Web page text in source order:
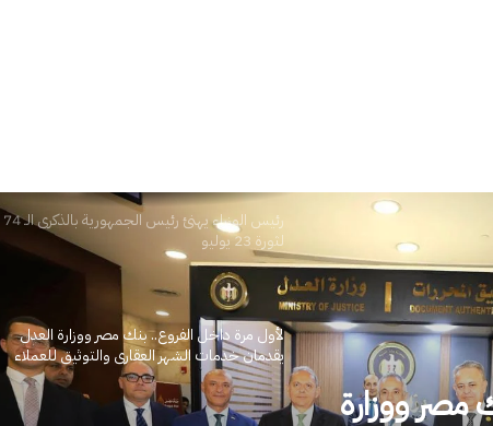
مصر ووزارة
رئيس الوزراء يهنئ رئيس الجمهورية بالذكرى الـ 74
لثورة 23 يوليو
لأول مرة داخل الفروع.. بنك مصر ووزارة العدل
يقدمان خدمات الشهر العقاري والتوثيق للعملاء